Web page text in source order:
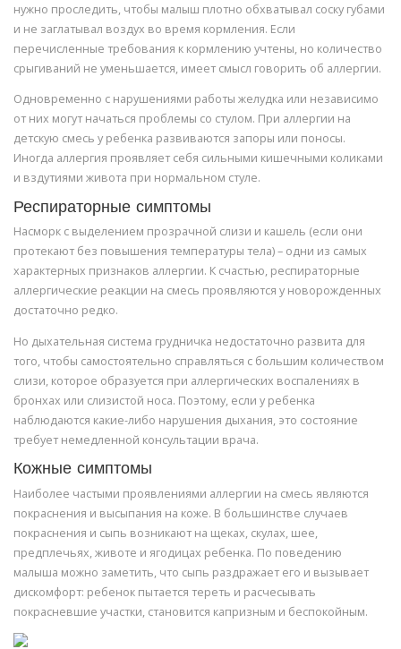
нужно проследить, чтобы малыш плотно обхватывал соску губами
и не заглатывал воздух во время кормления. Если
перечисленные требования к кормлению учтены, но количество
срыгиваний не уменьшается, имеет смысл говорить об аллергии.
Одновременно с нарушениями работы желудка или независимо
от них могут начаться проблемы со стулом. При аллергии на
детскую смесь у ребенка развиваются запоры или поносы.
Иногда аллергия проявляет себя сильными кишечными коликами
и вздутиями живота при нормальном стуле.
Респираторные симптомы
Насморк с выделением прозрачной слизи и кашель (если они
протекают без повышения температуры тела) – одни из самых
характерных признаков аллергии. К счастью, респираторные
аллергические реакции на смесь проявляются у новорожденных
достаточно редко.
Но дыхательная система грудничка недостаточно развита для
того, чтобы самостоятельно справляться с большим количеством
слизи, которое образуется при аллергических воспалениях в
бронхах или слизистой носа. Поэтому, если у ребенка
наблюдаются какие-либо нарушения дыхания, это состояние
требует немедленной консультации врача.
Кожные симптомы
Наиболее частыми проявлениями аллергии на смесь являются
покраснения и высыпания на коже. В большинстве случаев
покраснения и сыпь возникают на щеках, скулах, шее,
предплечьях, животе и ягодицах ребенка. По поведению
малыша можно заметить, что сыпь раздражает его и вызывает
дискомфорт: ребенок пытается тереть и расчесывать
покрасневшие участки, становится капризным и беспокойным.